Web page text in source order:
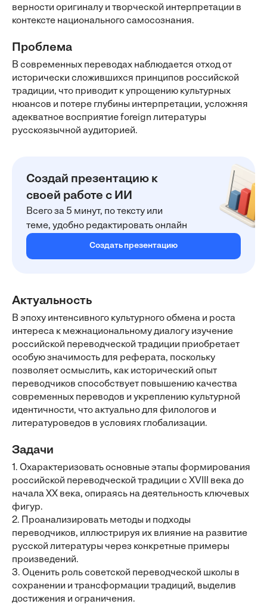
верности оригиналу и творческой интерпретации в
контексте национального самосознания.
Проблема
В современных переводах наблюдается отход от
исторически сложившихся принципов российской
традиции, что приводит к упрощению культурных
нюансов и потере глубины интерпретации, усложняя
адекватное восприятие foreign литературы
русскоязычной аудиторией.
Создай презентацию к
своей работе с ИИ
Всего за 5 минут, по тексту или
теме, удобно редактировать онлайн
Создать презентацию
Актуальность
В эпоху интенсивного культурного обмена и роста
интереса к межнациональному диалогу изучение
российской переводческой традиции приобретает
особую значимость для реферата, поскольку
позволяет осмыслить, как исторический опыт
переводчиков способствует повышению качества
современных переводов и укреплению культурной
идентичности, что актуально для филологов и
литературоведов в условиях глобализации.
Задачи
1. Охарактеризовать основные этапы формирования
российской переводческой традиции с XVIII века до
начала XX века, опираясь на деятельность ключевых
фигур.
2. Проанализировать методы и подходы
переводчиков, иллюстрируя их влияние на развитие
русской литературы через конкретные примеры
произведений.
3. Оценить роль советской переводческой школы в
сохранении и трансформации традиций, выделив
достижения и ограничения.